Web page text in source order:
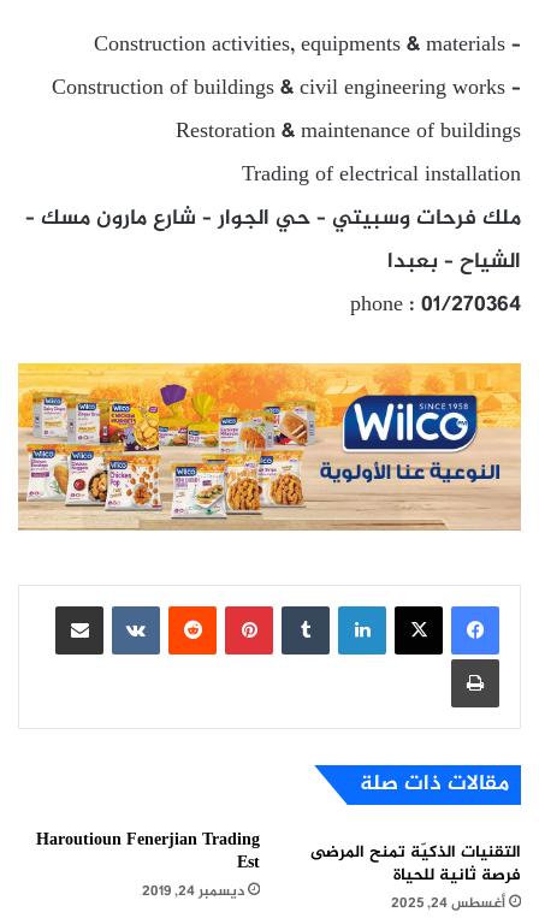
Construction activities, equipments & materials –
Construction of buildings & civil engineering works –
Restoration & maintenance of buildings
Trading of electrical installation
ملك فرحات وسبيتي – حي الجوار – شارع مارون مسك –
الشياح – بعبدا
phone : 01/270364
لينكدإن بينتيريست
مشاركة عبر البريد
طباعة
مقالات ذات صلة
التقنيات الذكيّة تمنح المرضى
فرصة ثانية للحياة
أغسطس 24, 2025
Haroutioun Fenerjian Trading
Est
ديسمبر 24, 2019